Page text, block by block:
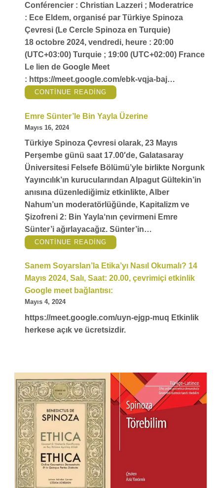
ETKINLIĞE
KATILACAK.
Conférencier : Christian Lazzeri ; Moderatrice
: Ece Eldem, organisé par Türkiye Spinoza
Çevresi (Le Cercle Spinoza en Turquie)
18 octobre 2024, vendredi, heure : 20:00
(UTC+03:00) Turquie ; 19:00 (UTC+02:00) France
Le lien de Google Meet
: https://meet.google.com/ebk-vqja-baj…
CONTINUE READING
ET
DE
LA
LA
SOCIETE
A
LA
MORALE
SOCIALE“
Emre Sünter’le Bin Yayla Üzerine
Mayıs 16, 2024
Türkiye Spinoza Çevresi olarak, 23 Mayıs
Perşembe günü saat 17.00′de, Galatasaray
Üniversitesi Felsefe Bölümü’yle birlikte Norgunk
Yayıncılık’ın kurucularından Alpagut Gültekin’in
anısına düzenlediğimiz etkinlikte, Alber
Nahum’un moderatörlüğünde, Kapitalizm ve
Şizofreni 2: Bin Yayla‘nın çevirmeni Emre
Sünter’i ağırlayacağız. Sünter’in…
CONTINUE READING
SÜNTER’LE
ÜZERINE“
Sanem Soyarslan’la Etika’yı Nasıl Okumalı? 14
Mayıs 2024, Salı, Saat: 20.00, çevrimiçi etkinlik
Google meet bağlantısı:
Mayıs 4, 2024
https://meet.google.com/uyn-ejgp-muq Etkinlik
herkese açık ve ücretsizdir.